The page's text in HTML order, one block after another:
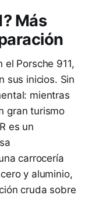
Más
el Porsche 911,
sus inicios. Sin
mientras
gran turismo
es un
carrocería
y aluminio,
cruda sobre